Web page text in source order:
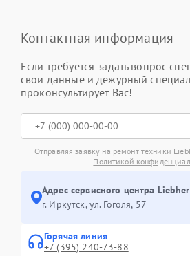
Контактная информация
Если требуется задать вопрос
свои данные и дежурный
проконсультирует Вас!
Отправляя заявку на ремонт техники
Политикой
Адрес сервисного центра
г. Иркутск, ул. ​Гоголя, 57
Горячая линия
+7 (395) 240-73-88